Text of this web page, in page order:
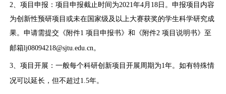
2、项目申报：项目申报截止时间为2021年4 月 18 日。申报项目内容
为创新性预研项目或未在国家级及以上大赛获奖的学生科学研究成
果。申请需提交《附件1项目申报书》和《附件2项目说明书》至
邮箱lj08094218@sjtu.edu.cn 。
3、项目开展：一般每个科研创新项目开展周期为1年。如有特殊情
况可以延长，但不超过1.5年。